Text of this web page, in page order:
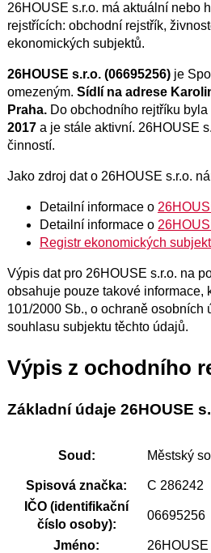
26HOUSE s.r.o. má aktuální nebo
rejstřících: obchodní rejstřík,
ekonomických subjektů.
26HOUSE s.r.o. (06695256)je
omezeným. Sídlí na adrese
Praha. Do obchodního rejtříku
2017a je stále aktivní. 26HOUSE
činností.
Jako zdroj dat o 26HOUSE s.r.o.
Detailní informace o
Detailní informace o
Registr ekonomických
Výpis dat pro 26HOUSE s.r.o. na
obsahuje pouze takové informace,
101/2000 Sb., o ochraně osobních
souhlasu subjektu těchto údajů.
Výpis z ochodního
Základní údaje 26HOUSE
Soud: Městský
Spisová značka:
C 286242
IČO (identifikační
číslo osoby):
06695256
Jméno: 26HOUSE